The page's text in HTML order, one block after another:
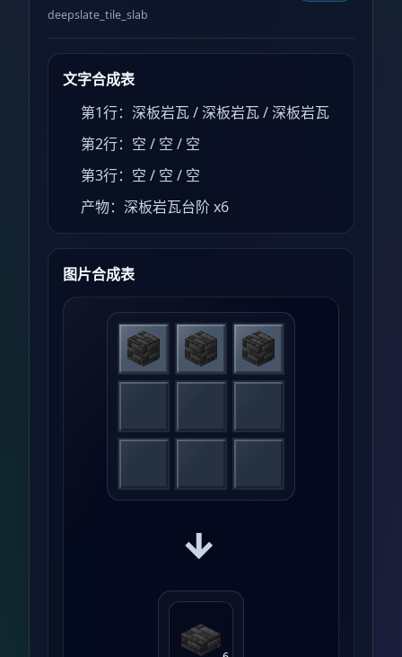
deepslate_tile_slab
文字合成表
第1行：深板岩瓦 / 深板岩瓦 / 深板岩瓦
第2行：空 / 空 / 空
第3行：空 / 空 / 空
产物：深板岩瓦台阶 x6
图片合成表
→